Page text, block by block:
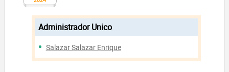
Administrador Unico
Salazar Salazar Enrique